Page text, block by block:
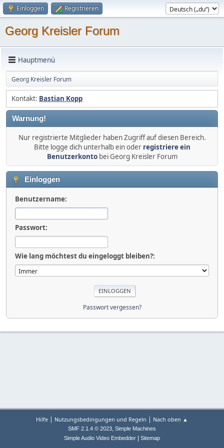
Einloggen Registrieren
Georg Kreisler Forum
Hauptmenü
Georg Kreisler Forum
Kontakt: Bastian Kopp
Warnung!
Nur registrierte Mitglieder haben Zugriff auf diesen Bereich.
Bitte logge dich unterhalb ein oder registriere ein
Benutzerkontobei Georg Kreisler Forum
Einloggen
Benutzername:
Passwort:
Wie lang möchtest du eingeloggt bleiben?:
Passwort vergessen?
Hilfe | Nutzungsbedingungen und Regeln | Nach oben ▲
SMF 2.1.4 © 2023, Simple Machines
Simple Audio Video Embedder
Sitemap